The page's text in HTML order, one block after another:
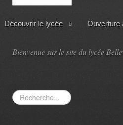
Découvrir le lycée Ouverture
Bienvenue sur le site du lycée
Rechercher